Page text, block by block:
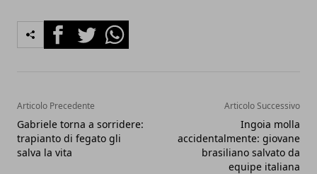
FacebookTwitterWhatsapp
Articolo Precedente
Gabriele torna a sorridere:
trapianto di fegato gli
salva la vita
Articolo Successivo
Ingoia molla
accidentalmente: giovane
brasiliano salvato da
equipe italiana